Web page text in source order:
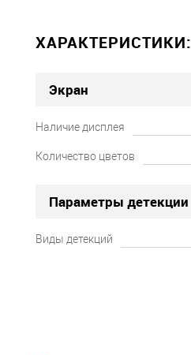
ХАРАКТЕРИСТИКИ:
Экран
Наличие дисплея
Количество цветов
Параметры детекции
Виды детекций